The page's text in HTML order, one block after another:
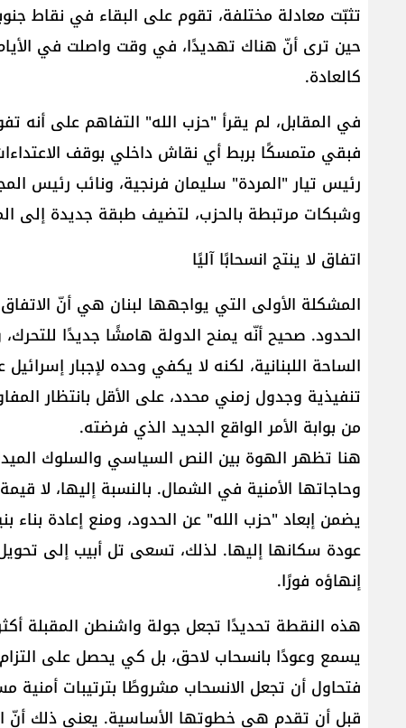
تثبّت معادلة مختلفة، تقوم على البقاء في نقاط
حين ترى أنّ هناك تهديدًا، في وقت واصلت في
كالعادة.
في المقابل، لم يقرأ "حزب الله" التفاهم على أنه
فبقي متمسكًا بربط أي نقاش داخلي بوقف
رئيس تيار "المردة" ​سليمان فرنجية​، ونائب
وشبكات مرتبطة بالحزب، لتضيف طبقة جديدة إلى
اتفاق لا ينتج انسحابًا آليًا
المشكلة الأولى التي يواجهها لبنان هي أنّ
الحدود. صحيح أنّه يمنح الدولة هامشًا جديدًا
الساحة اللبنانية، لكنه لا يكفي وحده لإجبار
تنفيذية وجدول زمني محدد، على الأقل بانتظار
من بوابة الأمر الواقع الجديد الذي فرضته.
هنا تظهر الهوة بين النص السياسي والسلوك
وحاجاتها الأمنية في الشمال. بالنسبة إليها، لا
يضمن إبعاد "حزب الله" عن الحدود، ومنع إعادة بناء
عودة سكانها إليها. لذلك، تسعى تل أبيب إلى
إنهاؤه فورًا.
هذه النقطة تحديدًا تجعل جولة واشنطن المقبلة
يسمع وعودًا بانسحاب لاحق، بل كي يحصل على التزام
فتحاول أن تجعل الانسحاب مشروطًا بترتيبات أمنية
قبل أن تقدم هي خطوتها الأساسية. يعني ذلك أنّ